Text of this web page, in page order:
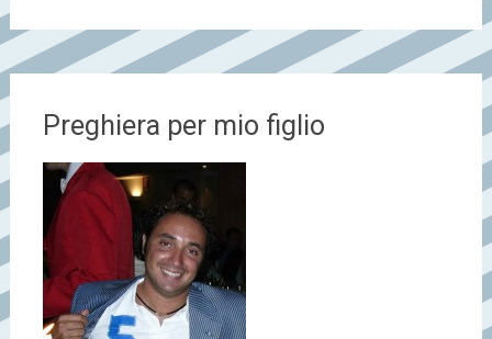
Preghiera per mio figlio